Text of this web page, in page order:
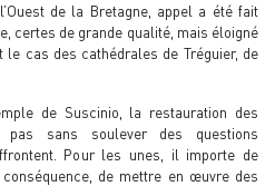
de la Bretagne, appel a été fait
certes de grande qualité, mais éloigné
cas des cathédrales de Tréguier, de
de Suscinio, la restauration des
pas sans soulever des questions
Pour les unes, il importe de
de mettre en œuvre des